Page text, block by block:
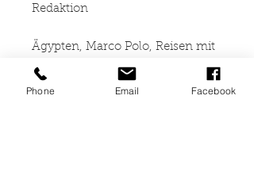
Redaktion
Ägypten, Marco Polo, Reisen mit
Insider-Tips
Phone Email Facebook